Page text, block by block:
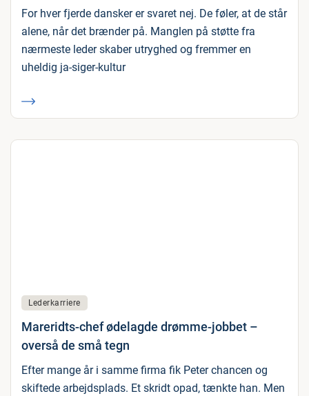
For hver fjerde dansker er svaret nej. De føler, at de står
alene, når det brænder på. Manglen på støtte fra
nærmeste leder skaber utryghed og fremmer en
uheldig ja-siger-kultur
Lederkarriere
Mareridts-chef ødelagde drømme-jobbet –
overså de små tegn
Efter mange år i samme firma fik Peter chancen og
skiftede arbejdsplads. Et skridt opad, tænkte han. Men